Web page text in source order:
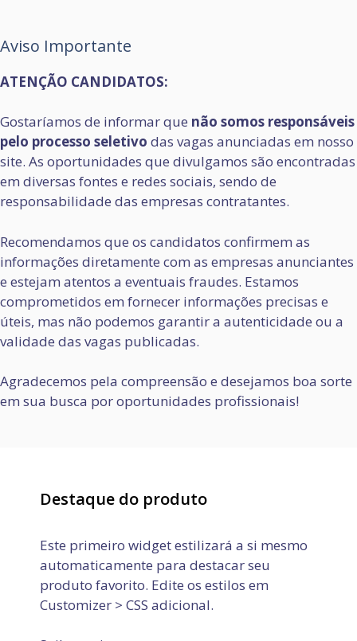
Aviso Importante
ATENÇÃO CANDIDATOS:
Gostaríamos de informar que não somos responsáveis
pelo processo seletivo das vagas anunciadas em nosso
site. As oportunidades que divulgamos são encontradas
em diversas fontes e redes sociais, sendo de
responsabilidade das empresas contratantes.
Recomendamos que os candidatos confirmem as
informações diretamente com as empresas anunciantes
e estejam atentos a eventuais fraudes. Estamos
comprometidos em fornecer informações precisas e
úteis, mas não podemos garantir a autenticidade ou a
validade das vagas publicadas.
Agradecemos pela compreensão e desejamos boa sorte
em sua busca por oportunidades profissionais!
Destaque do produto
Este primeiro widget estilizará a si mesmo
automaticamente para destacar seu
produto favorito. Edite os estilos em
Customizer > CSS adicional.